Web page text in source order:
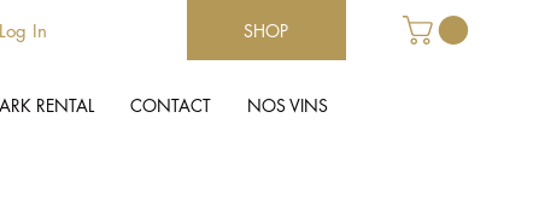
SHOP
RENTAL CONTACT NOS VINS
Log In